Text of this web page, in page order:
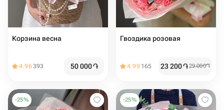
Корзина весна
4.96393 50 000֏
Гвоздика розовая
4.99 165 23 200֏29 000֏
-25% -25%